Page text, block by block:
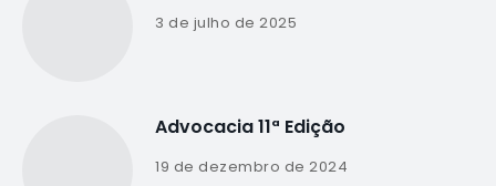
3 de julho de 2025
Advocacia 11ª Edição
19 de dezembro de 2024